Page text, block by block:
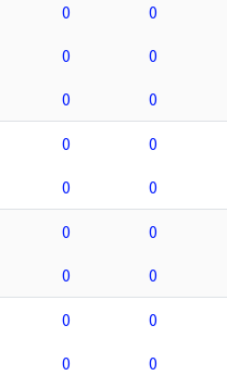
0 0
0 0
0 0
0 0
0 0
0 0
0 0
0 0
0 0